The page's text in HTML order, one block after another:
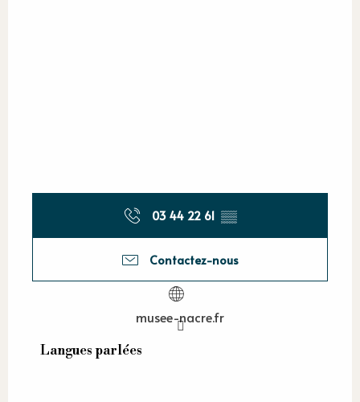
03 44 22 61 ▒▒
Contactez-nous
musee-nacre.fr
Langues parlées
Langues parlées